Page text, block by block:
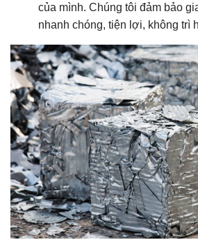
của mình. Chúng tôi đảm bảo
nhanh chóng, tiện lợi, không trì